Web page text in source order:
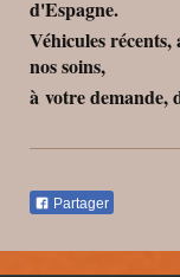
d'Espagne.
Véhicules
nos soins,
à votre demande,
Partager